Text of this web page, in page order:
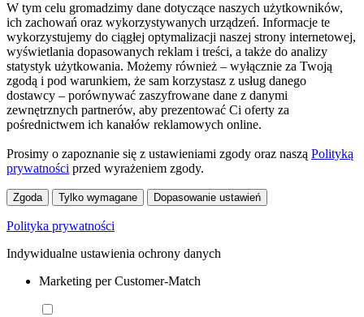
W tym celu gromadzimy dane dotyczące naszych użytkowników,
ich zachowań oraz wykorzystywanych urządzeń. Informacje te
wykorzystujemy do ciągłej optymalizacji naszej strony internetowej,
wyświetlania dopasowanych reklam i treści, a także do analizy
statystyk użytkowania. Możemy również – wyłącznie za Twoją
zgodą i pod warunkiem, że sam korzystasz z usług danego
dostawcy – porównywać zaszyfrowane dane z danymi
zewnętrznych partnerów, aby prezentować Ci oferty za
pośrednictwem ich kanałów reklamowych online.
Prosimy o zapoznanie się z ustawieniami zgody oraz naszą Polityką
prywatności przed wyrażeniem zgody.
Zgoda Tylko wymagane Dopasowanie ustawień
Polityka prywatności
Indywidualne ustawienia ochrony danych
Marketing per Customer-Match